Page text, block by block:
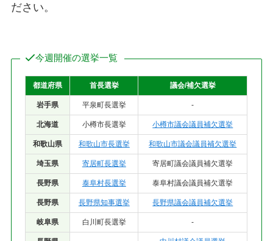
ださい。
今週開催の選挙一覧
都道府県 首長選挙 議会/補欠選挙
岩手県 平泉町長選挙 -
北海道 小樽市長選挙 小樽市議会議員補欠選挙
和歌山県 和歌山市長選挙 和歌山市議会議員補欠選挙
埼玉県 寄居町長選挙 寄居町議会議員補欠選挙
長野県 泰阜村長選挙 泰阜村議会議員補欠選挙
長野県 長野県知事選挙 長野県議会議員補欠選挙
岐阜県 白川町長選挙 -